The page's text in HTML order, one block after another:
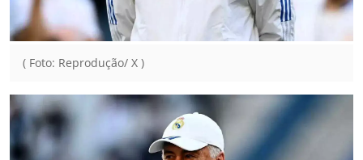
( Foto: Reprodução/ X )